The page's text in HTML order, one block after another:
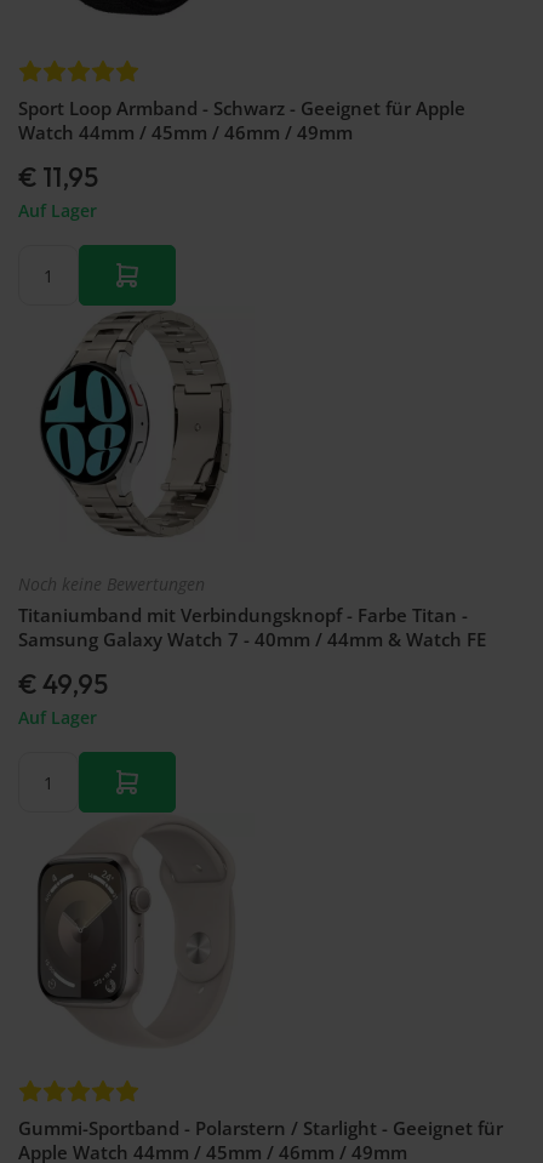
Sport Loop Armband - Schwarz - Geeignet für Apple
Watch 44mm / 45mm / 46mm / 49mm
€ 11,95
Auf Lager
Noch keine Bewertungen
Titaniumband mit Verbindungsknopf - Farbe Titan -
Samsung Galaxy Watch 7 - 40mm / 44mm & Watch FE
€ 49,95
Auf Lager
Gummi-Sportband - Polarstern / Starlight - Geeignet für
Apple Watch 44mm / 45mm / 46mm / 49mm